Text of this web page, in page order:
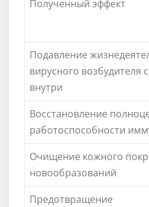
Полученный эффект
Подавление
вирусного возбудителя
внутри
Восстановление
работоспособности
Очищение кожного
новообразований
Предотвращение